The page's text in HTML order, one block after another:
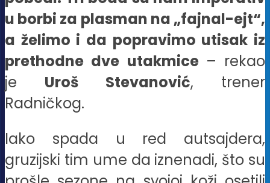
u borbi za plasman na „fajnal-ejt“,
a želimo i da popravimo utisak iz
prethodne dve utakmice – rekao
je Uroš Stevanović, trener
Radničkog.
Iako spada u red autsajdera,
gruzijski tim ume da iznenadi, što su